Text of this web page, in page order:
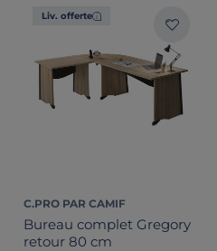
Liv. offerte
C.PRO PAR CAMIF
Bureau complet Gregory
retour 80 cm